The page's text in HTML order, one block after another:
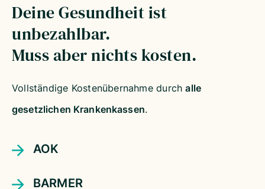
Deine Gesundheit ist
unbezahlbar.
Muss aber nichts kosten.
Vollständige Kostenübernahme durchalle
gesetzlichen Krankenkassen.
AOK
BARMER